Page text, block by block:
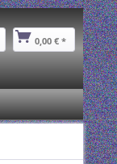
0,00 € *